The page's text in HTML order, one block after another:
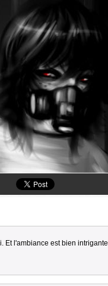
Et l'ambiance est bien intrigante